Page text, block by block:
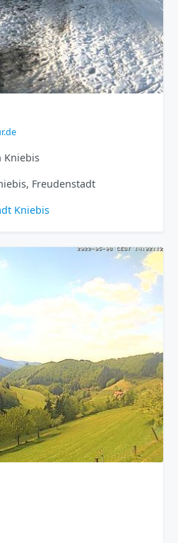
Kniebis
Freudenstadt
Kniebis